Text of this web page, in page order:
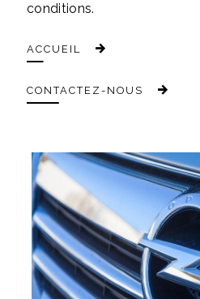
conditions.
ACCUEIL
CONTACTEZ-NOUS